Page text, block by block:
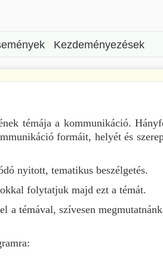
Kezdeményezések
témája a kommunikáció.
formáit, helyét és
nyitott, tematikus beszélgetés.
folytatjuk majd ezt a témát.
témával, szívesen